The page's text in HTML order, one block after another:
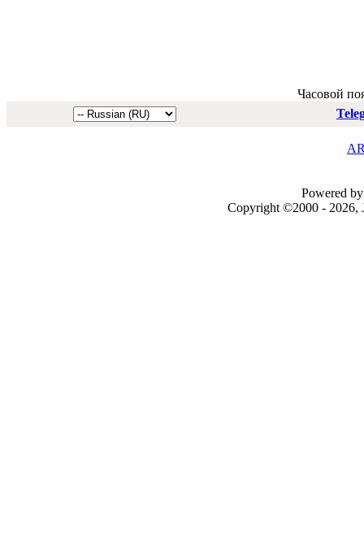
Часовой
Powered
Copyright ©2000 - 2026,